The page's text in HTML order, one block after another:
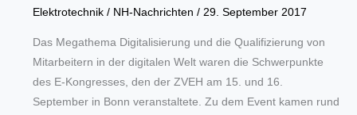
Elektrotechnik/ NH-Nachrichten / 29. September 2017
Das Megathema Digitalisierung und die Qualifizierung von
Mitarbeitern in der digitalen Welt waren die Schwerpunkte
des E-Kongresses, den der ZVEH am 15. und 16.
September in Bonn veranstaltete. Zu dem Event kamen rund